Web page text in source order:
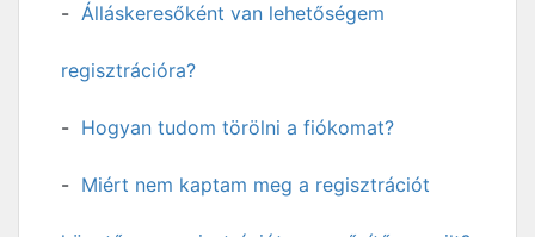
Álláskeresőként van lehetőségem
regisztrációra?
Hogyan tudom törölni a fiókomat?
Miért nem kaptam meg a regisztrációt